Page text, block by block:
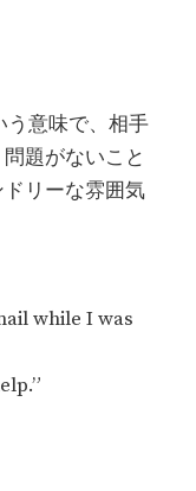
う意味で、相手
題がないこと
リーな雰囲気
while I was